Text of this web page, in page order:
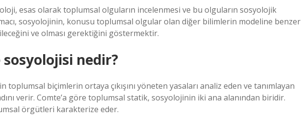
esas olarak toplumsal olguların incelenmesi ve bu olguların sosyolojik
amacı, sosyolojinin, konusu toplumsal olgular olan diğer bilimlerin modeline benzer
ve olması gerektiğini göstermektir.
nedir?
biçimlerin ortaya çıkışını yöneten yasaları analiz eden ve tanımlayan
verir. Comte’a göre toplumsal statik, sosyolojinin iki ana alanından biridir.
örgütleri karakterize eder.